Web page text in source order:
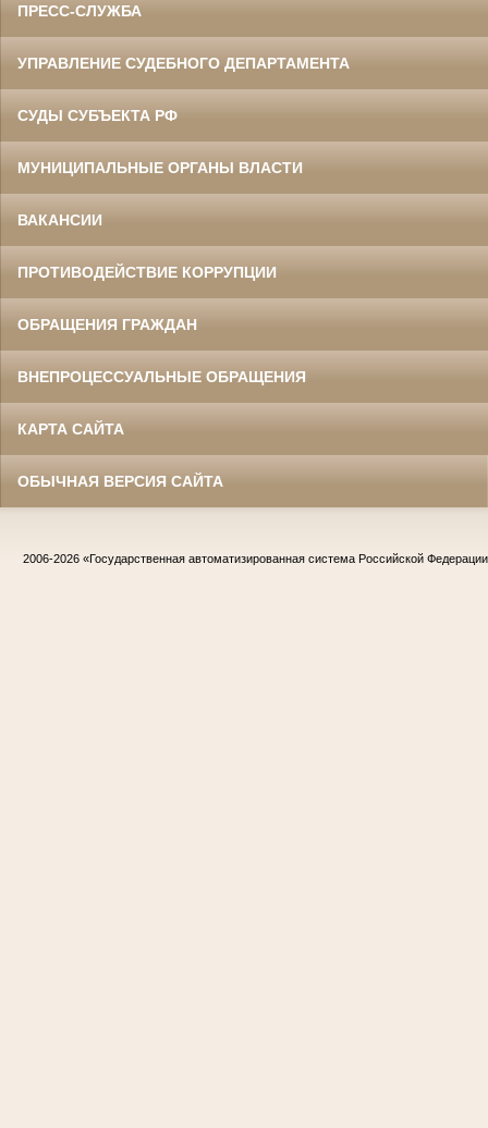
ПРЕСС-СЛУЖБА
УПРАВЛЕНИЕ СУДЕБНОГО ДЕПАРТАМЕНТА
СУДЫ СУБЪЕКТА РФ
МУНИЦИПАЛЬНЫЕ ОРГАНЫ ВЛАСТИ
ВАКАНСИИ
ПРОТИВОДЕЙСТВИЕ КОРРУПЦИИ
ОБРАЩЕНИЯ ГРАЖДАН
ВНЕПРОЦЕССУАЛЬНЫЕ ОБРАЩЕНИЯ
КАРТА САЙТА
ОБЫЧНАЯ ВЕРСИЯ САЙТА
2006-2026 «Государственная автоматизированная система Российской